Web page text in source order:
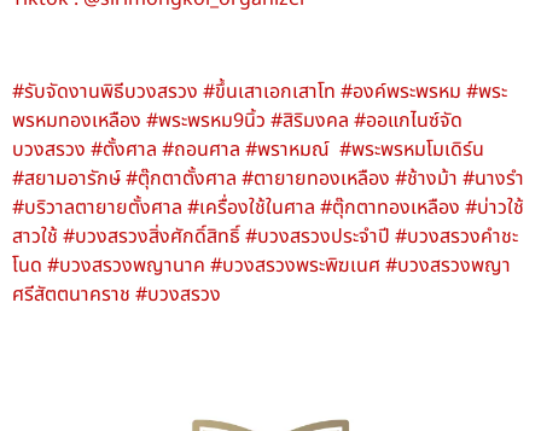
#รับจัดงานพิธีบวงสรวง #ขึ้นเสาเอกเสาโท #องค์พระพรหม #พระ
พรหมทองเหลือง #พระพรหม9นิ้ว #สิริมงคล #ออแกไนซ์จัด
บวงสรวง #ตั้งศาล #ถอนศาล #พราหมณ์ #พระพรหมโมเดิร์น
#สยามอารักษ์ #ตุ๊กตาตั้งศาล #ตายายทองเหลือง #ช้างม้า #นางรำ
#บริวาลตายายตั้งศาล #เครื่องใช้ในศาล #ตุ๊กตาทองเหลือง #บ่าวใช้
สาวใช้ #บวงสรวงสิ่งศักดิ์สิทธิ์ #บวงสรวงประจําปี #บวงสรวงคําชะ
โนด #บวงสรวงพญานาค #บวงสรวงพระพิฆเนศ #บวงสรวงพญา
ศรีสัตตนาคราช #บวงสรวง